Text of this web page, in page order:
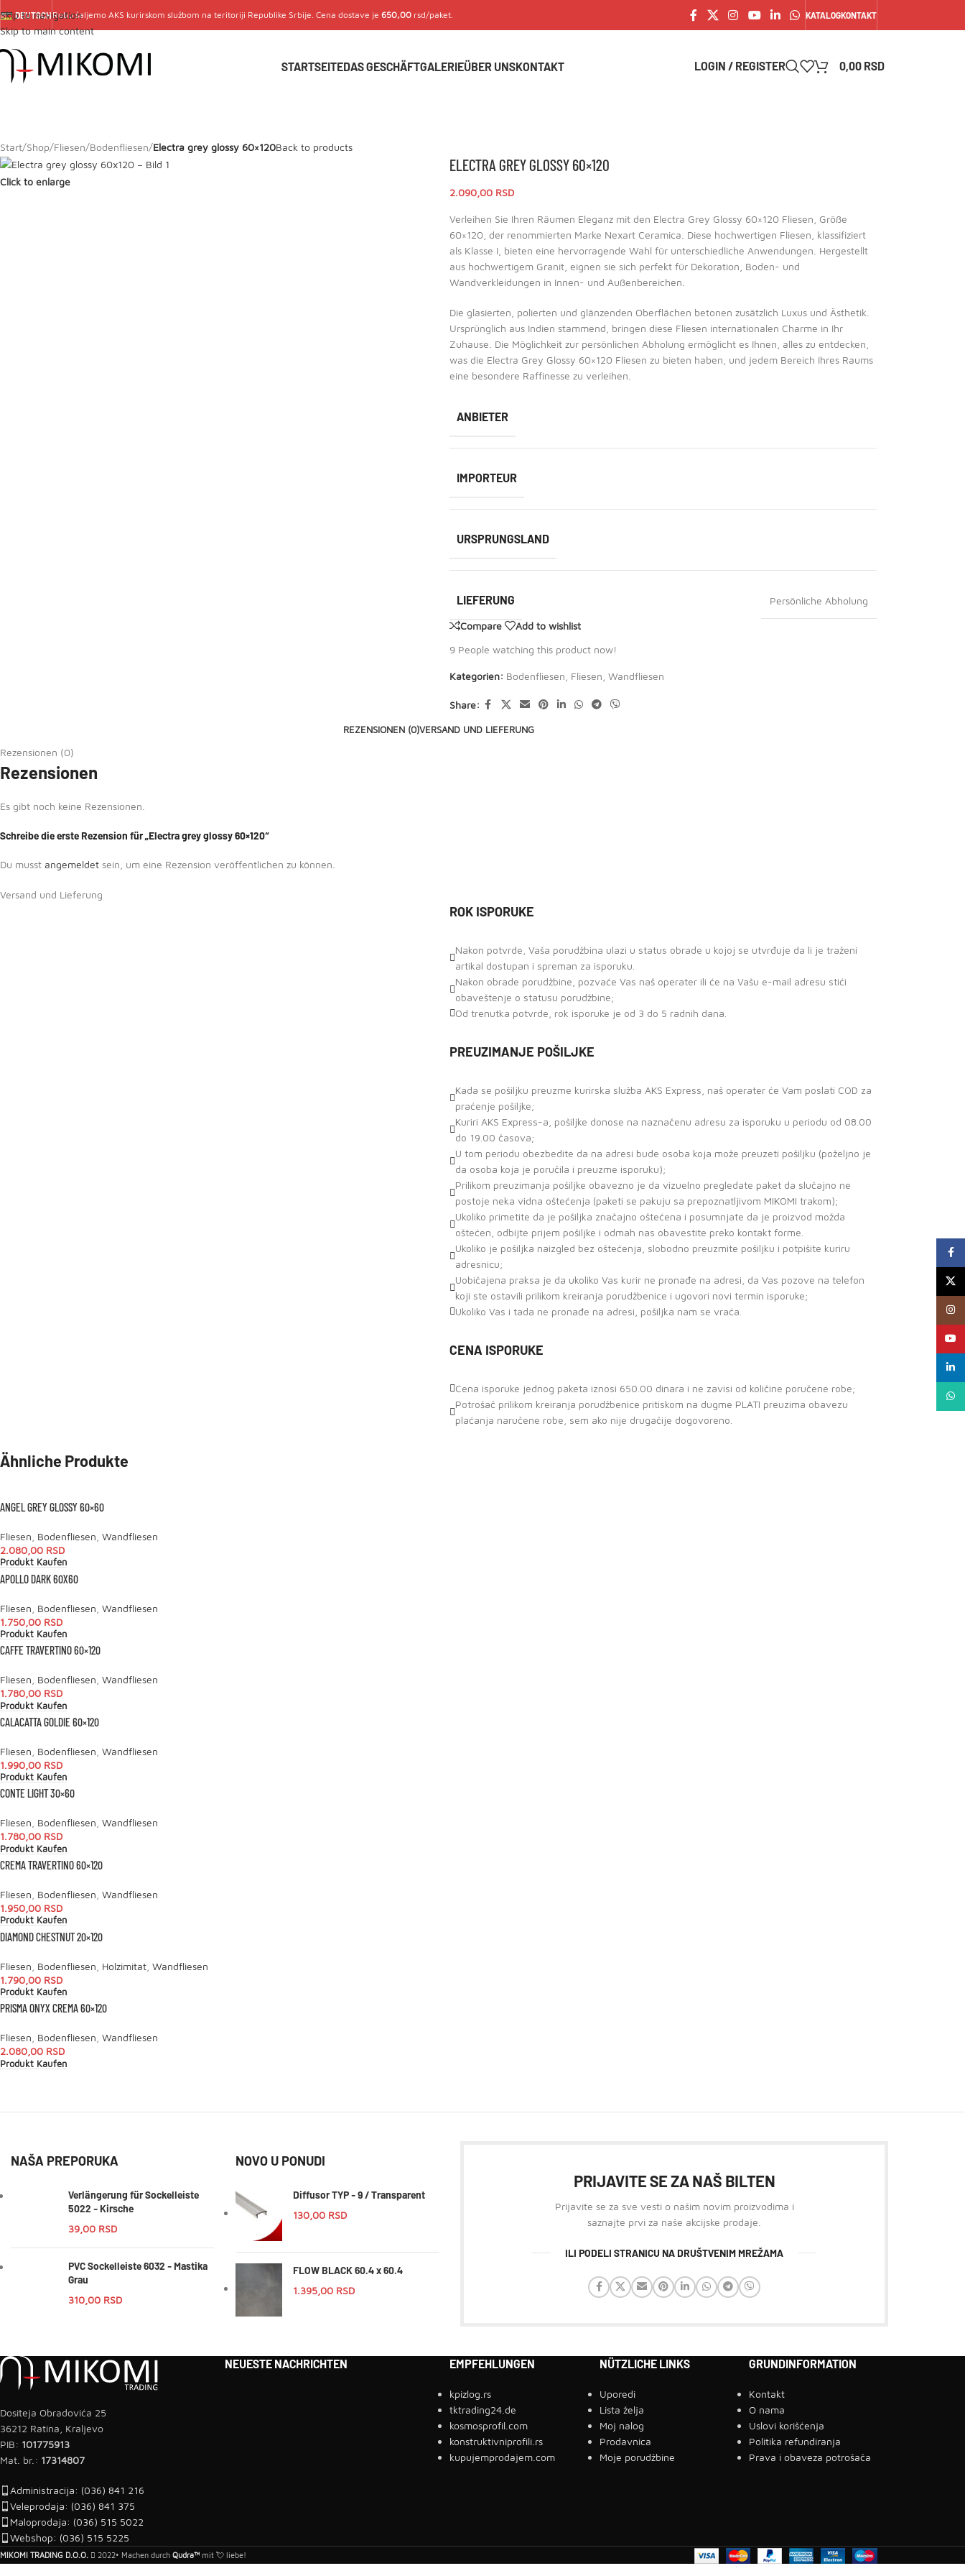
Skip to navigation
Skip to main content
DEUTSCHRobu šaljemo AKS kurirskom službom na teritoriji Republike Srbije. Cena dostave je 650,00rsd/paket. KATALOGKONTAKT
STARTSEITEDAS GESCHÄFTGALERIEÜBER UNSKONTAKT LOGIN / REGISTER 0,00 RSD
Start/Shop/Fliesen/Bodenfliesen/Electra grey glossy 60×120Back to products
Click to enlarge
ELECTRA GREY GLOSSY 60×120
2.090,00 RSD
Verleihen Sie Ihren Räumen Eleganz mit den Electra Grey Glossy 60×120 Fliesen, Größe
60×120, der renommierten Marke Nexart Ceramica. Diese hochwertigen Fliesen, klassifiziert
als Klasse I, bieten eine hervorragende Wahl für unterschiedliche Anwendungen. Hergestellt
aus hochwertigem Granit, eignen sie sich perfekt für Dekoration, Boden- und
Wandverkleidungen in Innen- und Außenbereichen.
Die glasierten, polierten und glänzenden Oberflächen betonen zusätzlich Luxus und Ästhetik.
Ursprünglich aus Indien stammend, bringen diese Fliesen internationalen Charme in Ihr
Zuhause. Die Möglichkeit zur persönlichen Abholung ermöglicht es Ihnen, alles zu entdecken,
was die Electra Grey Glossy 60×120 Fliesen zu bieten haben, und jedem Bereich Ihres Raums
eine besondere Raffinesse zu verleihen.
ANBIETER
IMPORTEUR
URSPRUNGSLAND
LIEFERUNG Persönliche Abholung
Compare
Add to wishlist
9 People watching this product now!
Kategorien: Bodenfliesen Fliesen Wandfliesen
Share:
REZENSIONEN (0)VERSAND UND LIEFERUNG
Rezensionen (0)
Rezensionen
Es gibt noch keine Rezensionen.
Schreibe die erste Rezension für „Electra grey glossy 60×120“
Du musst angemeldet sein, um eine Rezension veröffentlichen zu können.
Versand und Lieferung
ROK ISPORUKE
Nakon potvrde, Vaša porudžbina ulazi u status obrade u kojoj se utvrđuje da li je traženi
artikal dostupan i spreman za isporuku.
Nakon obrade porudžbine, pozvaće Vas naš operater ili će na Vašu e-mail adresu stići
obaveštenje o statusu porudžbine;
Od trenutka potvrde, rok isporuke je od 3 do 5 radnih dana.
PREUZIMANJE POŠILJKE
Kada se pošiljku preuzme kurirska služba AKS Express, naš operater će Vam poslati COD za
praćenje pošiljke;
Kuriri AKS Express-a, pošiljke donose na naznačenu adresu za isporuku u periodu od 08.00
do 19.00 časova;
U tom periodu obezbedite da na adresi bude osoba koja može preuzeti pošiljku (poželjno je
da osoba koja je poručila i preuzme isporuku);
Prilikom preuzimanja pošiljke obavezno je da vizuelno pregledate paket da slučajno ne
postoje neka vidna oštećenja (paketi se pakuju sa prepoznatljivom MIKOMI trakom);
Ukoliko primetite da je pošiljka značajno oštećena i posumnjate da je proizvod možda
oštećen, odbijte prijem pošiljke i odmah nas obavestite preko kontakt forme.
Ukoliko je pošiljka naizgled bez oštećenja, slobodno preuzmite pošiljku i potpišite kuriru
adresnicu;
Uobičajena praksa je da ukoliko Vas kurir ne pronađe na adresi, da Vas pozove na telefon
koji ste ostavili prilikom kreiranja porudžbenice i ugovori novi termin isporuke;
Ukoliko Vas i tada ne pronađe na adresi, pošiljka nam se vraća.
CENA ISPORUKE
Cena isporuke jednog paketa iznosi 650.00 dinara i ne zavisi od količine poručene robe;
Potrošač prilikom kreiranja porudžbenice pritiskom na dugme PLATI preuzima obavezu
plaćanja naručene robe, sem ako nije drugačije dogovoreno.
Ähnliche Produkte
ANGEL GREY GLOSSY 60×60
Fliesen Bodenfliesen Wandfliesen
2.080,00 RSD
Produkt Kaufen
APOLLO DARK 60X60
Fliesen Bodenfliesen Wandfliesen
1.750,00 RSD
Produkt Kaufen
CAFFE TRAVERTINO 60×120
Fliesen Bodenfliesen Wandfliesen
1.780,00 RSD
Produkt Kaufen
CALACATTA GOLDIE 60×120
Fliesen Bodenfliesen Wandfliesen
1.990,00 RSD
Produkt Kaufen
CONTE LIGHT 30×60
Fliesen Bodenfliesen Wandfliesen
1.780,00 RSD
Produkt Kaufen
CREMA TRAVERTINO 60×120
Fliesen Bodenfliesen Wandfliesen
1.950,00 RSD
Produkt Kaufen
DIAMOND CHESTNUT 20×120
Fliesen Bodenfliesen Holzimitat Wandfliesen
1.790,00 RSD
Produkt Kaufen
PRISMA ONYX CREMA 60×120
Fliesen Bodenfliesen Wandfliesen
2.080,00 RSD
Produkt Kaufen
NAŠA PREPORUKA
Verlängerung für Sockelleiste
5022 - Kirsche
39,00 RSD
PVC Sockelleiste 6032 - Mastika
Grau
310,00 RSD
NOVO U PONUDI
Diffusor TYP - 9 / Transparent
130,00 RSD
FLOW BLACK 60.4 x 60.4
1.395,00 RSD
PRIJAVITE SE ZA NAŠ BILTEN
Prijavite se za sve vesti o našim novim proizvodima i
saznajte prvi za naše akcijske prodaje.
ILI PODELI STRANICU NA DRUŠTVENIM MREŽAMA
Dositeja Obradovića 25
36212 Ratina, Kraljevo
PIB: 101775913
Mat. br.: 17314807
Administracija: (036) 841 216
Veleprodaja: (036) 841 375
Maloprodaja: (036) 515 5022
Webshop: (036) 515 5225
NEUESTE NACHRICHTEN EMPFEHLUNGEN
kpizlog.rs
tktrading24.de
kosmosprofil.com
konstruktivniprofili.rs
kupujemprodajem.com
NÜTZLICHE LINKS
Uporedi
Lista želja
Moj nalog
Prodavnica
Moje porudžbine
GRUNDINFORMATION
Kontakt
O nama
Uslovi korišćenja
Politika refundiranja
Prava i obaveza potrošača
MIKOMI TRADING D.O.O. 2022• Machen durch Qudra™ mit 💘 liebe!